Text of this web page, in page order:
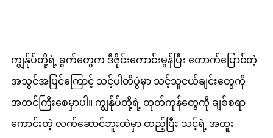
ကျွန်ုပ်တို့ရဲ့ ခွက်တွေက ဒီဇိုင်းကောင်းမွန်ပြီး တောက်ပြောင်တဲ့
အသွင်အပြင်ကြောင့် သင့်ပါတီပွဲမှာ သင့်သူငယ်ချင်းတွေကို
အထင်ကြီးစေမှာပါ။ ကျွန်ုပ်တို့ရဲ့ ထုတ်ကုန်တွေကို ချစ်စရာ
ကောင်းတဲ့ လက်ဆောင်ဘူးထဲမှာ ထည့်ပြီး သင့်ရဲ့ အထူး